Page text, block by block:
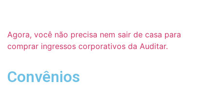
Agora, você não precisa nem sair de casa para
comprar ingressos corporativos da Auditar.
Convênios